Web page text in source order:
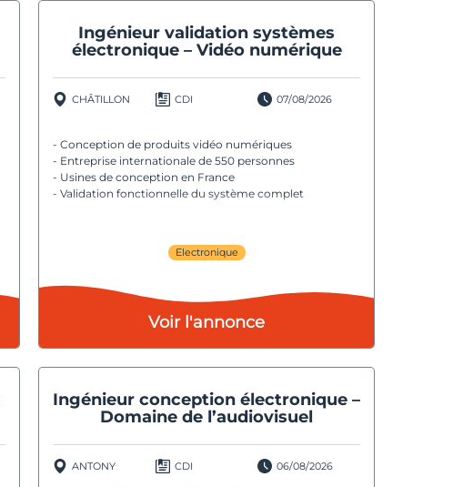
Ingénieur validation systèmes
électronique – Vidéo numérique
CHÂTILLON CDI 07/08/2026
- Conception de produits vidéo numériques
- Entreprise internationale de 550 personnes
- Usines de conception en France
- Validation fonctionnelle du système complet
Electronique
Voir l'annonce
Ingénieur conception électronique –
Domaine de l’audiovisuel
ANTONY CDI 06/08/2026